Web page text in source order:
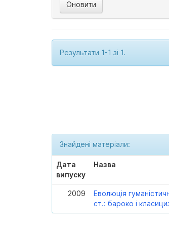
Результати 1-1 зі 1.
Знайдені матеріали:
Дата
випуску
Назва
2009
Еволюція
ст.: бароко і